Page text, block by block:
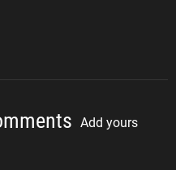
Add yours